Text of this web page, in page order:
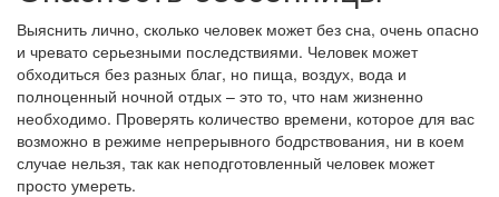
Выяснить лично, сколько человек может без сна, очень опасно
и чревато серьезными последствиями. Человек может
обходиться без разных благ, но пища, воздух, вода и
полноценный ночной отдых – это то, что нам жизненно
необходимо. Проверять количество времени, которое для вас
возможно в режиме непрерывного бодрствования, ни в коем
случае нельзя, так как неподготовленный человек может
просто умереть.